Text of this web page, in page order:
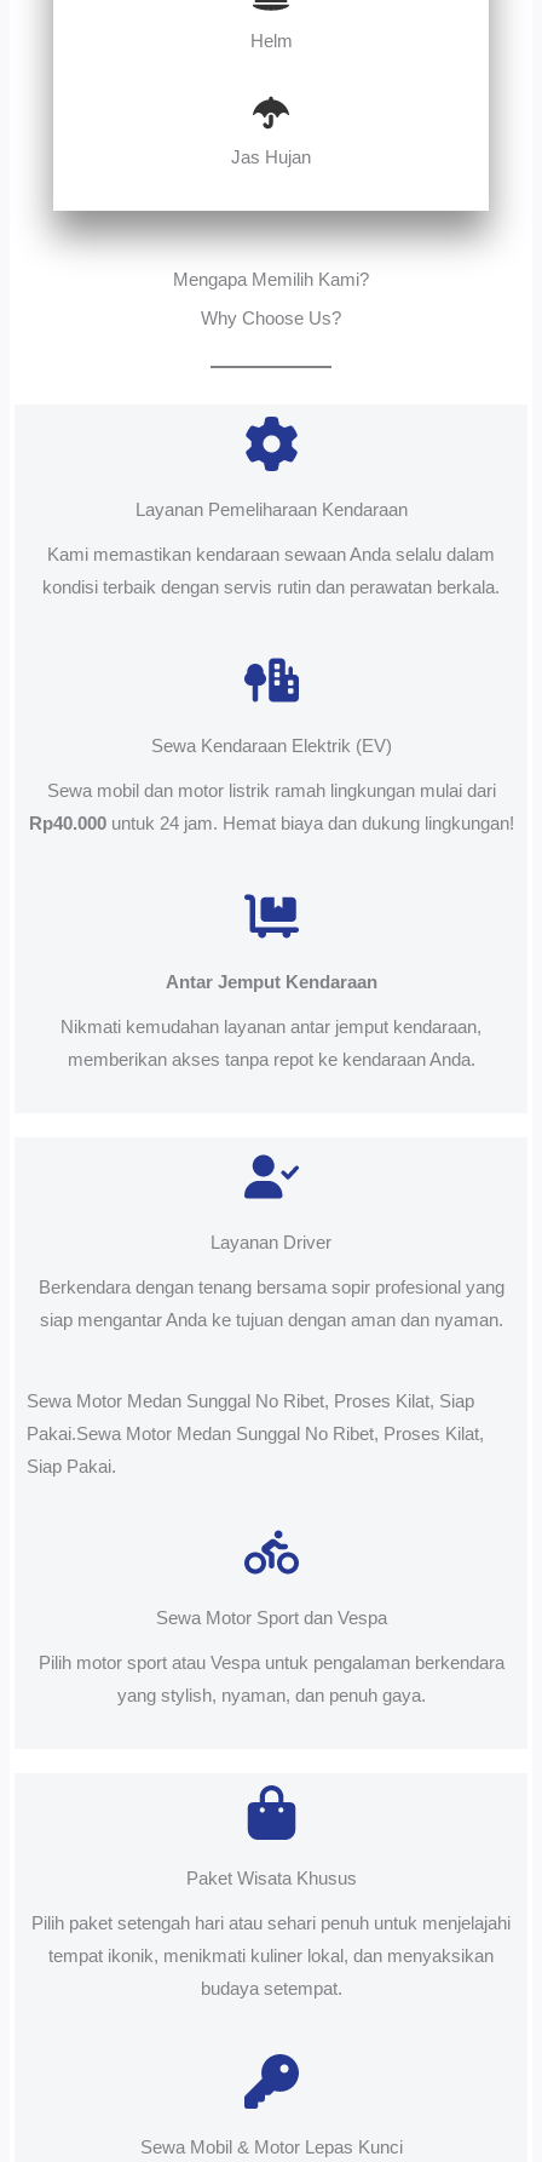
Helm
Jas Hujan
Mengapa Memilih Kami?
Why Choose Us?
Layanan Pemeliharaan Kendaraan
Kami memastikan kendaraan sewaan Anda selalu dalam
kondisi terbaik dengan servis rutin dan perawatan berkala.
Sewa Kendaraan Elektrik (EV)
Sewa mobil dan motor listrik ramah lingkungan mulai dari
Rp40.000untuk 24 jam. Hemat biaya dan dukung lingkungan!
Antar Jemput Kendaraan
Nikmati kemudahan layanan antar jemput kendaraan,
memberikan akses tanpa repot ke kendaraan Anda.
Layanan Driver
Berkendara dengan tenang bersama sopir profesional yang
siap mengantar Anda ke tujuan dengan aman dan nyaman.
Sewa Motor Medan Sunggal No Ribet, Proses Kilat, Siap
Pakai.Sewa Motor Medan Sunggal No Ribet, Proses Kilat,
Siap Pakai.
Sewa Motor Sport dan Vespa
Pilih motor sport atau Vespa untuk pengalaman berkendara
yang stylish, nyaman, dan penuh gaya.
Paket Wisata Khusus
Pilih paket setengah hari atau sehari penuh untuk menjelajahi
tempat ikonik, menikmati kuliner lokal, dan menyaksikan
budaya setempat.
Sewa Mobil & Motor Lepas Kunci